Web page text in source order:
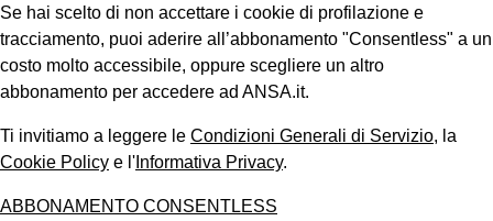
Se hai scelto di non accettare i cookie di profilazione e
tracciamento, puoi aderire all’abbonamento "Consentless" a un
costo molto accessibile, oppure scegliere un altro
abbonamento per accedere ad ANSA.it.
Ti invitiamo a leggere le Condizioni Generali di Servizio, la
Cookie Policy e l' Informativa Privacy.
ABBONAMENTO CONSENTLESS